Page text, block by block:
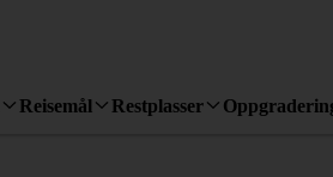
Reisemål Restplasser